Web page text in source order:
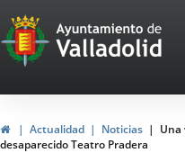
Portal
Web
del
InicioActualidad Noticias
Una
desaparecido Teatro Pradera